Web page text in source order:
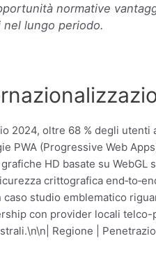
normative
lungo periodo.
2024, oltre 68 % degli
(Progressive Web
HD basate su
crittografica
studio emblematico
con provider locali
Regione |